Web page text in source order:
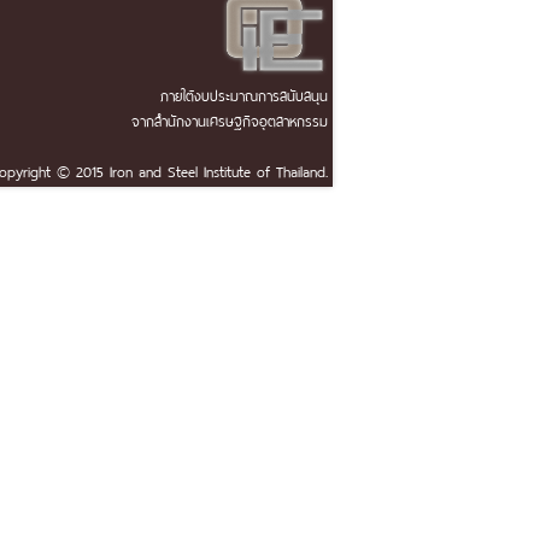
ภายใต้งบประมาณการสนับสนุน
จากสำนักงานเศรษฐกิจอุตสาหกรรม
© 2015 Iron and Steel Institute of Thailand.